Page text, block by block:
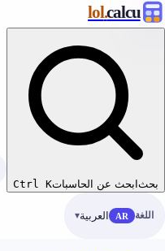
calcu
.lol
بحث ابحث عن الحاسبات Ctrl K
اللغة AR العربية